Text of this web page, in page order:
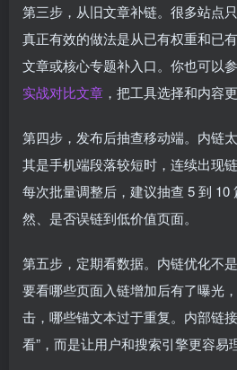
第三步，从旧文章补链。很多站点
真正有效的做法是从已有权重和已
文章或核心专题补入口。你也可以
实战对比文章 ，把工具选择和内容
第四步，发布后抽查移动端。内链
其是手机端段落较短时，连续出现
每次批量调整后，建议抽查 5 到 10
然、是否误链到低价值页面。
第五步，定期看数据。内链优化不
要看哪些页面入链增加后有了曝光
击，哪些锚文本过于重复。内部链
看”，而是让用户和搜索引擎更容易